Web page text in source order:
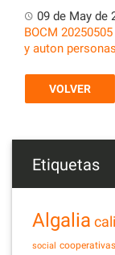
09 de May de
BOCM
y auton
VOLVER
Etiquetas
Algalia
social cooperativas